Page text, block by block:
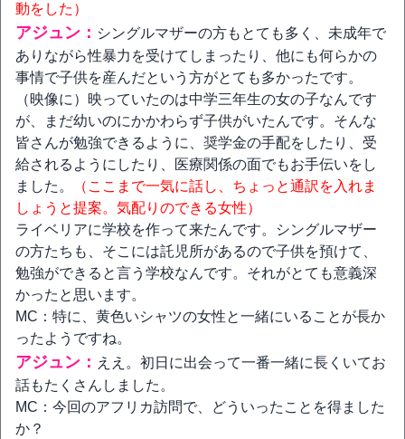
動をした）
アジュン： シングルマザーの方もとても多く、未成年で
ありながら性暴力を受けてしまったり、他にも何らかの
事情で子供を産んだという方がとても多かったです。
（映像に）映っていたのは中学三年生の女の子なんです
が、まだ幼いのにかかわらず子供がいたんです。そんな
皆さんが勉強できるように、奨学金の手配をしたり、受
給されるようにしたり、医療関係の面でもお手伝いをし
ました。
（ここまで一気に話し、ちょっと通訳を入れま
しょうと提案。気配りのできる女性）
ライベリアに学校を作って来たんです。シングルマザー
の方たちも、そこには託児所があるので子供を預けて、
勉強ができると言う学校なんです。それがとても意義深
かったと思います。
MC：特に、黄色いシャツの女性と一緒にいることが長か
ったようですね。
アジュン： ええ。初日に出会って一番一緒に長くいてお
話もたくさんしました。
MC：今回のアフリカ訪問で、どういったことを得ました
か？